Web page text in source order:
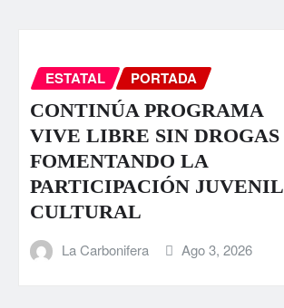
ESTATAL PORTADA
CONTINÚA PROGRAMA
VIVE LIBRE SIN DROGAS
FOMENTANDO LA
PARTICIPACIÓN JUVENIL
CULTURAL
La Carbonifera Ago 3, 2026